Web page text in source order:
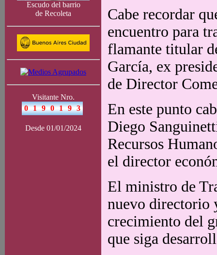
Escudo del barrio
de Recoleta
Visitante Nro.
Desde 01/01/2024
Cabe recordar
encuentro para
flamante titular
García, ex
de Director
En este punto
Diego
Recursos
el director
El ministro de
nuevo directorio
crecimiento del
que siga